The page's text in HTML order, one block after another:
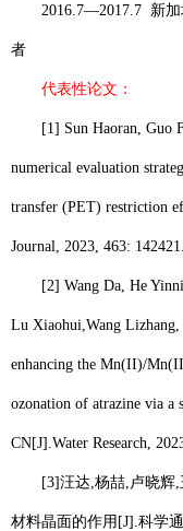
2016.7—2017.7 新
者
代表性论文：
[1] Sun Haoran, Guo
numerical evaluation
transfer (PET) restriction
Journal , 2023, 463: 142421.
[2] Wang Da, He
Lu Xiaohui, Wang Lizhang
enhancing the Mn(II)/
ozonation of atrazine via a
CN[J]. Water Research ,
[3]汪达 杨喆 卢晓辉
材料晶面的作用 [J]. 科学